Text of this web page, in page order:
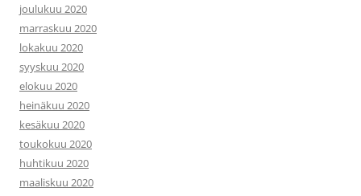
joulukuu 2020
marraskuu 2020
lokakuu 2020
syyskuu 2020
elokuu 2020
heinäkuu 2020
kesäkuu 2020
toukokuu 2020
huhtikuu 2020
maaliskuu 2020